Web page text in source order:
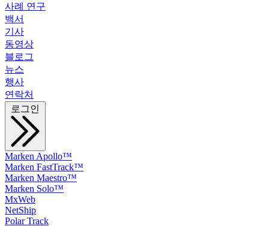
사례 연구
백서
기사
동영상
블로그
뉴스
행사
연락처
로그인
Marken Apollo™
Marken FastTrack™
Marken Maestro™
Marken Solo™
MxWeb
NetShip
Polar Track